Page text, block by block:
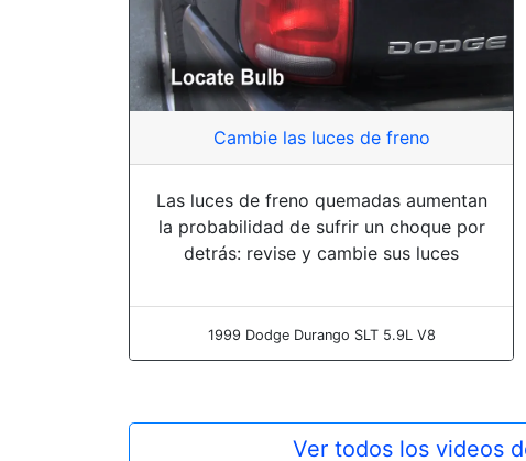
Cambie las luces de freno
Las luces de freno quemadas aumentan
la probabilidad de sufrir un choque por
detrás: revise y cambie sus luces
1999 Dodge Durango SLT 5.9L V8
Ver todos los videos